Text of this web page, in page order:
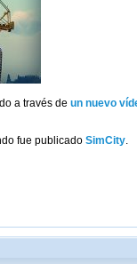
a través deun nuevo
fue publicadoSimCity